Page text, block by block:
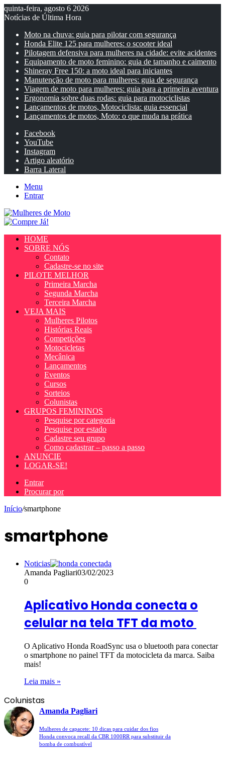
quinta-feira, agosto 6 2026
Notícias de Última Hora
Moto na chuva: guia para pilotar com segurança
Honda Elite 125 para mulheres: o scooter ideal
Pilotagem defensiva para mulheres na cidade: evite acidentes
Equipamento de moto feminino: guia de tamanho e caimento
Shineray Free 150: a moto ideal para iniciantes
Manutenção de moto para mulheres: guia de segurança
Viagem de moto para mulheres: guia para a primeira aventura
Ergonomia sobre duas rodas: guia para motociclistas
Lançamentos de motos, Motociclista: guia essencial
Lançamentos de motos, Moto: o que muda na prática
Facebook
YouTube
Instagram
Artigo aleatório
Barra Lateral
Menu
Entrar
HOME
SOBRE NÓS
Contato
Cadastre-se no site
PILOTE MELHOR
Primeira Marcha
Segunda Marcha
Terceira Marcha
VEJA MAIS
Mulheres Pilotos
Histórias Reais
Competições
Motocicletas
Mecânica
Lançamentos
Eventos
Cursos
Sorteios
Colunistas
GRUPOS FEMININOS
Pesquise por categoria
Pesquise por estado
Cadastre seu grupo
Como cadastrar – passo a passo
ANUNCIE
LOGAR-SE!
Entrar
Procurar por
Início/smartphone
smartphone
Noticias
Amanda Pagliari03/02/2023
0
Aplicativo Honda conecta o
celular na tela TFT da moto
O Aplicativo Honda RoadSync usa o bluetooth para conectar
o smartphone no painel TFT da motocicleta da marca. Saiba
mais!
Leia mais »
Colunistas
Amanda Pagliari
Mulheres de capacete: 10 dicas para cuidar dos fios
Honda convoca recall da CBR 1000RR para substituir da
bomba de combustível